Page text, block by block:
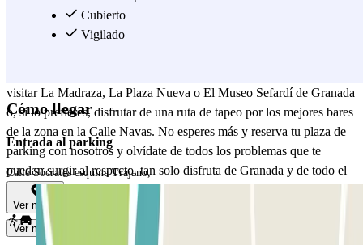
jóvenes y con un ambiente vivo casi durante todo el día.
Definitivamente, es una visita obligada. ¡No pierdas más tiempo
visitar La Madraza, La Plaza Nueva o El Museo Sefardí de Granada
o, si lo prefieres, disfrutar de una ruta de tapeo por los mejores bares
de la zona en la Calle Navas. No esperes más y reserva tu plaza de
parking con nosotros y olvídate de todos los problemas que te
puedan surgir al respecto, tan solo disfruta de Granada y de todo el
encanto que tiene para ofrecerte.
Sócrates!
Ver más
Cubierto
Vigilado
Cómo llegar
Entrada al parking
Calle Sócrates esquina Trajano,
Ver mapa